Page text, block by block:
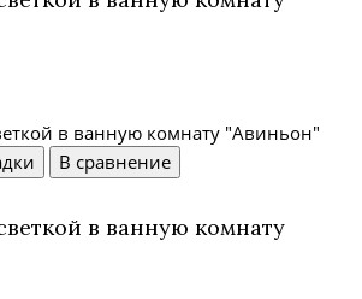
В сравнение
в ванную комнату